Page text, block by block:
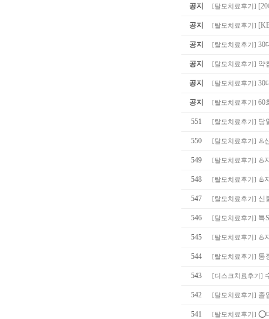
공지 [탈모치료후기 ]
공지 [탈모치료후기 ]
공지 [탈모치료후기 ] 30
공지 [탈모치료후기 ] 약
공지 [탈모치료후기 ] 30
공지 [탈모치료후기 ] 60
551 [탈모치료후기 ] 당
550 [탈모치료후기 ] ♨️
549 [탈모치료후기 ] ♨️
548 [탈모치료후기 ] ♨️
547 [탈모치료후기 ] 신
546 [탈모치료후기 ] 특
545 [탈모치료후기 ] ♨️
544 [탈모치료후기 ] 통
543 [디스크치료후기 ]
542 [탈모치료후기 ] 졸
541 [탈모치료후기 ] ⭕️